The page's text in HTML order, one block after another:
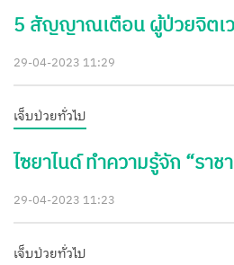
5 สัญญาณเตือน ผู้ป่วยจิตเ
29-04-2023 11:29
เจ็บป่วยทั่วไป
ไซยาไนด์ ทำความรู้จัก “รา
29-04-2023 11:23
เจ็บป่วยทั่วไป